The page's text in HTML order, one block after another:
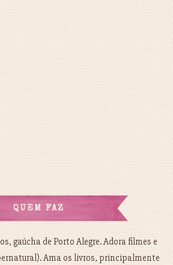
QUEM FAZ
gaúcha de Porto Alegre. Adora filmes e
Ama os livros, principalmente